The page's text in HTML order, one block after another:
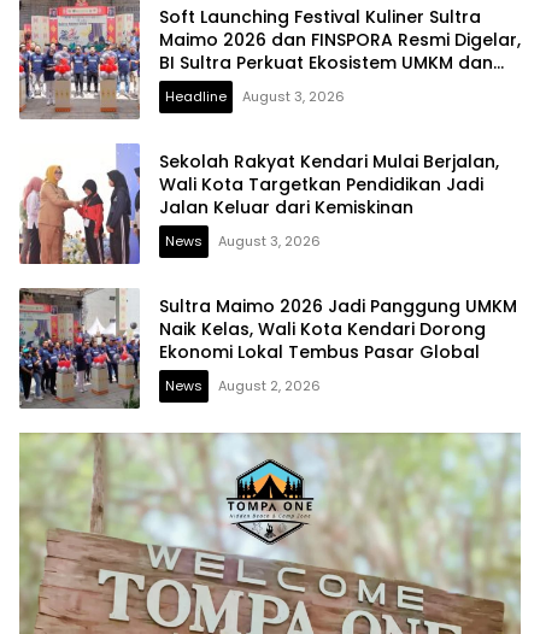
Soft Launching Festival Kuliner Sultra
Maimo 2026 dan FINSPORA Resmi Digelar,
BI Sultra Perkuat Ekosistem UMKM dan
Digitalisasi Ekonomi
Headline August 3, 2026
Sekolah Rakyat Kendari Mulai Berjalan,
Wali Kota Targetkan Pendidikan Jadi
Jalan Keluar dari Kemiskinan
News August 3, 2026
Sultra Maimo 2026 Jadi Panggung UMKM
Naik Kelas, Wali Kota Kendari Dorong
Ekonomi Lokal Tembus Pasar Global
News August 2, 2026